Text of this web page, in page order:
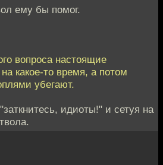
ему бы помог.
вопроса настоящие
какое-то время, а потом
убегают.
идиоты!" и сетуя на